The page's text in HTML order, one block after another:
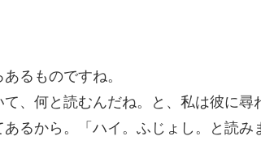
るものですね。
て、何と読むんだね。と、私は彼に
るから。「ハイ。ふじょし。と読